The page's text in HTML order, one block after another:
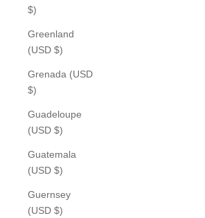
$)
Greenland
(USD $)
Grenada (USD
$)
Guadeloupe
(USD $)
Guatemala
(USD $)
Guernsey
(USD $)